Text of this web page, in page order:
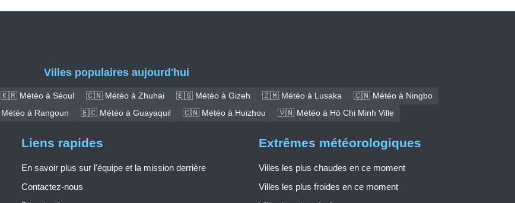
Villes populaires aujourd'hui
🇰🇷 Météo à Séoul 🇨🇳 Météo à Zhuhai 🇪🇬 Météo à Gizeh 🇿🇲 Météo à Lusaka
🇨🇳 Météo à Ningbo
à Rangoun 🇪🇨 Météo à Guayaquil 🇨🇳 Météo à Huizhou 🇻🇳 Météo à Hô Chi Minh Ville
Liens rapides
En savoir plus sur l'équipe et la mission derrière
Contactez-nous
Extrêmes météorologiques
Villes les plus chaudes en ce moment
Villes les plus froides en ce moment